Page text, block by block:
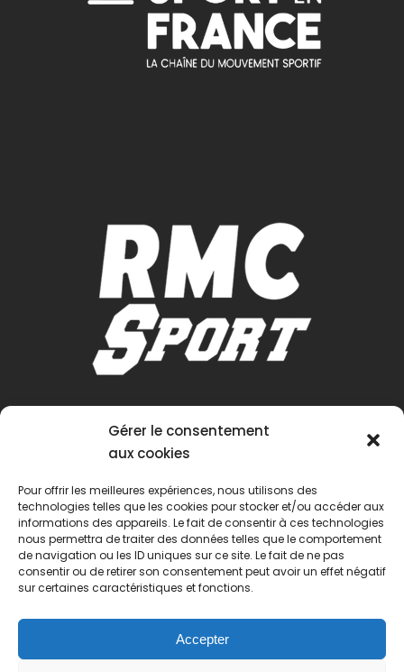
Gérer le consentement
aux cookies
Pour offrir les meilleures expériences, nous utilisons des
technologies telles que les cookies pour stocker et/ou accéder aux
informations des appareils. Le fait de consentir à ces technologies
nous permettra de traiter des données telles que le comportement
de navigation ou les ID uniques sur ce site. Le fait de ne pas
consentir ou de retirer son consentement peut avoir un effet négatif
sur certaines caractéristiques et fonctions.
Accepter